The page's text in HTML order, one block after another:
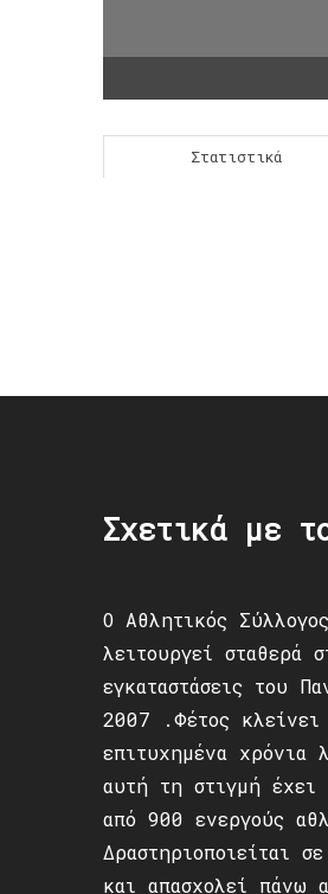
Στατιστικά
Σχετικά με
Ο Αθλητικός
λειτουργεί σταθερά
εγκαταστάσεις του
2007 .Φέτος κλείνει
επιτυχημένα χρόνια
αυτή τη στιγμή έχει
από 900 ενεργούς
Δραστηριοποιείται
και απασχολεί πάνω